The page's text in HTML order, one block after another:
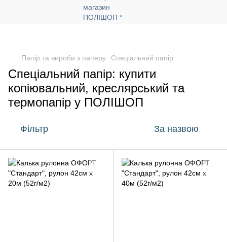
Папір та вироби з паперу Спеціальний папір
Спеціальний папір: купити
копіювальний, креслярський та
термопапір у ПОЛІШОП
Фільтр За назвою